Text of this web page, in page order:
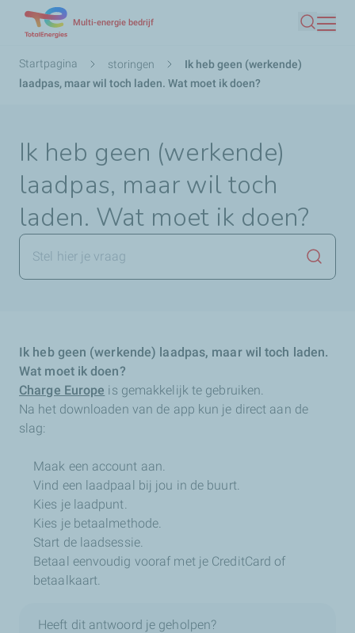
naar
de
Multi-energie bedrijf
Zoeken
Kruimelpad
Startpagina storingen
Ik heb geen (werkende)
laadpas, maar wil toch laden. Wat moet ik doen?
Ik heb geen (werkende)
laadpas, maar wil toch
laden. Wat moet ik doen?
Ik heb geen (werkende) laadpas, maar wil toch laden.
Wat moet ik doen?
Charge Europe is gemakkelijk te gebruiken.
Na het downloaden van de app kun je direct aan de
slag:
Maak een account aan.
Vind een laadpaal bij jou in de buurt.
Kies je laadpunt.
Kies je betaalmethode.
Start de laadsessie.
Betaal eenvoudig vooraf met je CreditCard of
betaalkaart.
Heeft dit antwoord je geholpen?